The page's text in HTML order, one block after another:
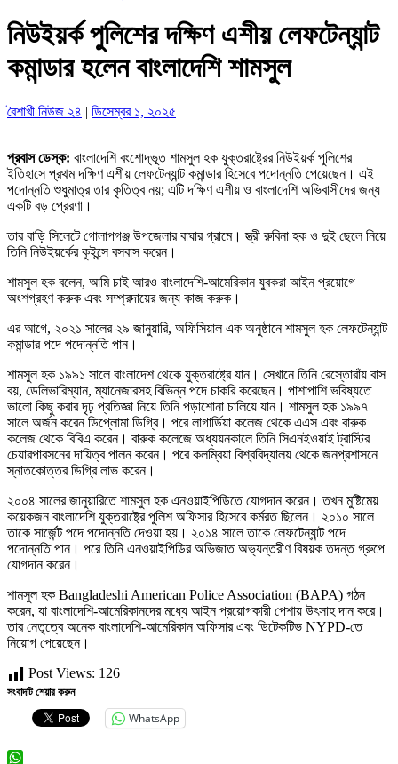
নিউইয়র্ক পুলিশের দক্ষিণ এশীয় লেফটেন্যান্ট
কমান্ডার হলেন বাংলাদেশি শামসুল
বৈশাখী নিউজ ২৪ | ডিসেম্বর ১, ২০২৫
প্রবাস ডেস্ক: বাংলাদেশি বংশোদ্ভূত শামসুল হক যুক্তরাষ্ট্রের নিউইয়র্ক পুলিশের
ইতিহাসে প্রথম দক্ষিণ এশীয় লেফটেন্যান্ট কমান্ডার হিসেবে পদোন্নতি পেয়েছেন। এই
পদোন্নতি শুধুমাত্র তার কৃতিত্ব নয়; এটি দক্ষিণ এশীয় ও বাংলাদেশি অভিবাসীদের জন্য
একটি বড় প্রেরণা।
তার বাড়ি সিলেটে গোলাপগঞ্জ উপজেলার বাঘার গ্রামে। স্ত্রী রুবিনা হক ও দুই ছেলে নিয়ে
তিনি নিউইয়র্কের কুইন্সে বসবাস করেন।
শামসুল হক বলেন, আমি চাই আরও বাংলাদেশি-আমেরিকান যুবকরা আইন প্রয়োগে
অংশগ্রহণ করুক এবং সম্প্রদায়ের জন্য কাজ করুক।
এর আগে, ২০২১ সালের ২৯ জানুয়ারি, অফিসিয়াল এক অনুষ্ঠানে শামসুল হক লেফটেন্যান্ট
কমান্ডার পদে পদোন্নতি পান।
শামসুল হক ১৯৯১ সালে বাংলাদেশ থেকে যুক্তরাষ্ট্রে যান। সেখানে তিনি রেস্তোরাঁয় বাস
বয়, ডেলিভারিম্যান, ম্যানেজারসহ বিভিন্ন পদে চাকরি করেছেন। পাশাপাশি ভবিষ্যতে
ভালো কিছু করার দৃঢ় প্রতিজ্ঞা নিয়ে তিনি পড়াশোনা চালিয়ে যান। শামসুল হক ১৯৯৭
সালে অর্জন করেন ডিপ্লোমা ডিগ্রি। পরে লাগার্ডিয়া কলেজ থেকে এএস এবং বারুক
কলেজ থেকে বিবিএ করেন। বারুক কলেজে অধ্যয়নকালে তিনি সিএনইওয়াই ট্রাস্টির
চেয়ারপারসনের দায়িত্ব পালন করেন। পরে কলম্বিয়া বিশ্ববিদ্যালয় থেকে জনপ্রশাসনে
স্নাতকোত্তর ডিগ্রি লাভ করেন।
২০০৪ সালের জানুয়ারিতে শামসুল হক এনওয়াইপিডিতে যোগদান করেন। তখন মুষ্টিমেয়
কয়েকজন বাংলাদেশি যুক্তরাষ্ট্রে পুলিশ অফিসার হিসেবে কর্মরত ছিলেন। ২০১০ সালে
তাকে সার্জেন্ট পদে পদোন্নতি দেওয়া হয়। ২০১৪ সালে তাকে লেফটেন্যান্ট পদে
পদোন্নতি পান। পরে তিনি এনওয়াইপিডির অভিজাত অভ্যন্তরীণ বিষয়ক তদন্ত গ্রুপে
যোগদান করেন।
শামসুল হক Bangladeshi American Police Association (BAPA) গঠন
করেন, যা বাংলাদেশি-আমেরিকানদের মধ্যে আইন প্রয়োগকারী পেশায় উৎসাহ দান করে।
তার নেতৃত্বে অনেক বাংলাদেশি-আমেরিকান অফিসার এবং ডিটেকটিভ NYPD‑তে
নিয়োগ পেয়েছেন।
Post Views: 126
সংবাদটি শেয়ার করুন
WhatsApp